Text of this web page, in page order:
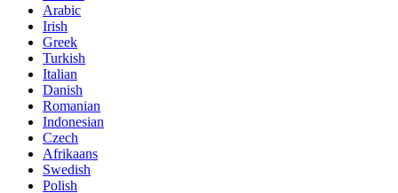
Arabic
Irish
Greek
Turkish
Italian
Danish
Romanian
Indonesian
Czech
Afrikaans
Swedish
Polish